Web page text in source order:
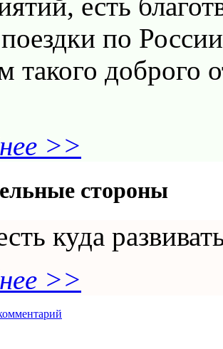
есть
по
такого доброго
>>
стороны
куда
>>